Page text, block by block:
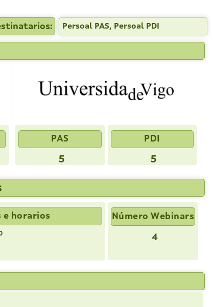
Persoal PAS, Persoal PDI
PAS
5
PDI
5
e horarios Número Webinars
4